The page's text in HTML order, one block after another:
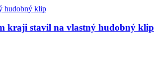
kraji stavil na vlastný hudobný klip